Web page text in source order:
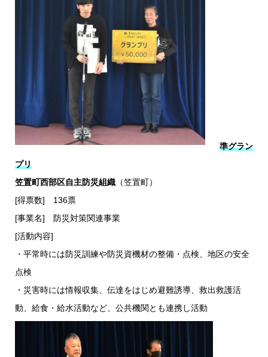
準グラン
プリ
笠置町西部区自主防災組織 （笠置町）
[得票数] 136票
[事業名] 防災対策関連事業
[活動内容]
・平常時には防災訓練や防災資機材の整備・点検、地区の安全
点検
・災害時には情報収集、伝達をはじめ避難誘導、救出救護活
動、給食・給水活動など、公共機関とも連携し活動